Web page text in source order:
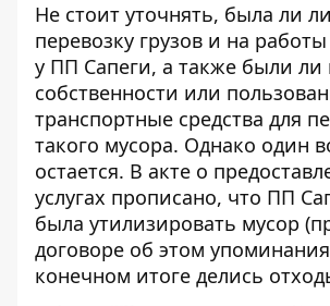
Не стоит уточнять, была ли
перевозку грузов и на
у ПП Сапеги, а также были ли
собственности или
транспортные средства для
такого мусора. Однако один
остается. В акте о
услугах прописано, что ПП
была утилизировать мусор
договоре об этом
конечном итоге делись